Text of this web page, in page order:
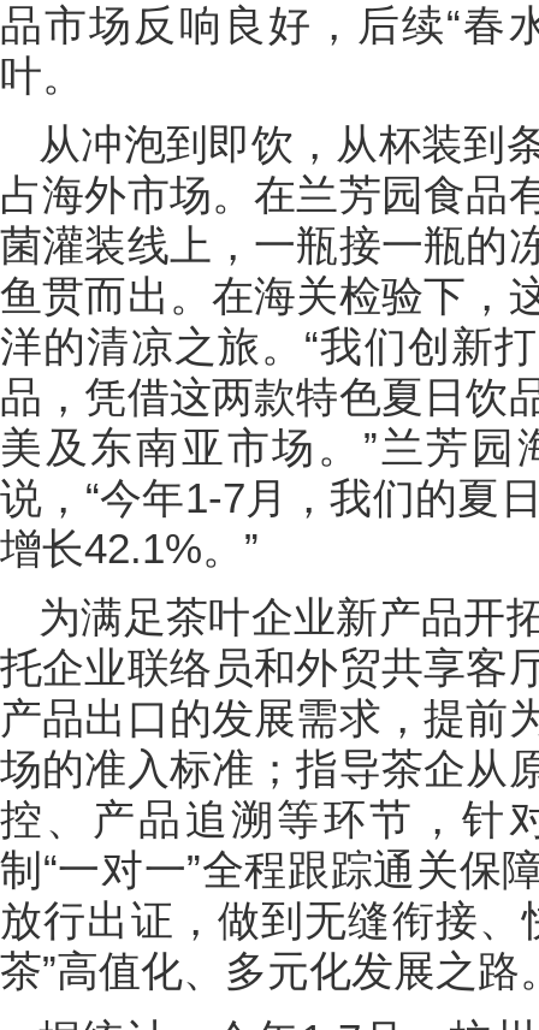
品市场反响良好，后续“春
叶。
从冲泡到即饮，从杯装到
占海外市场。在兰芳园食品
菌灌装线上，一瓶接一瓶的
鱼贯而出。在海关检验下，
洋的清凉之旅。“我们创新
品，凭借这两款特色夏日饮
美及东南亚市场。”兰芳
说，“今年1-7月，我们的夏
增长42.1%。”
为满足茶叶企业新产品开
托企业联络员和外贸共享客
产品出口的发展需求，提前
场的准入标准；指导茶企从
控、产品追溯等环节，针
制“一对一”全程跟踪通关保
放行出证，做到无缝衔接
茶”高值化、多元化发展之路